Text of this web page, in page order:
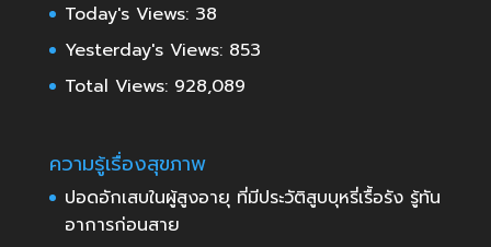
Today's Views: 38
Yesterday's Views: 853
Total Views: 928,089
ความรู้เรื่องสุขภาพ
ปอดอักเสบในผู้สูงอายุ ที่มีประวัติสูบบุหรี่เรื้อรัง รู้ทัน
อาการก่อนสาย